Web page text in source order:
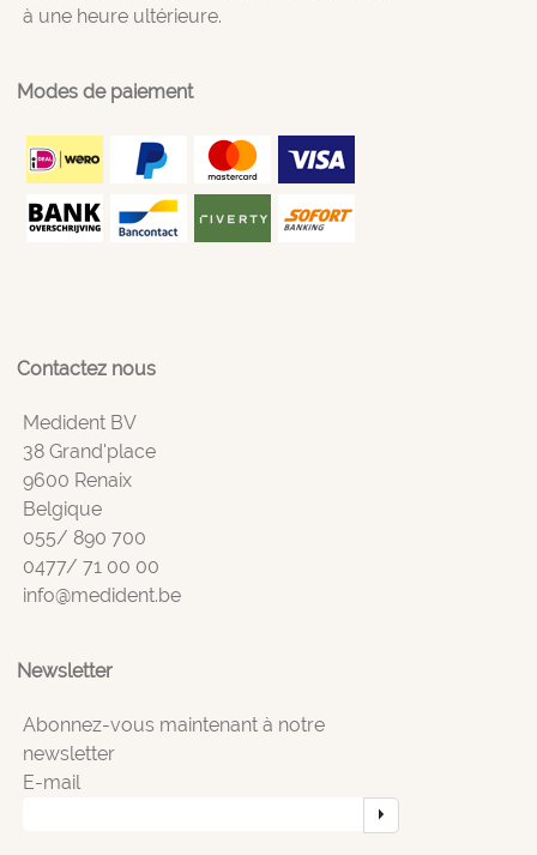
à une heure ultérieure.
Modes de paiement
Contactez nous
Medident BV
38 Grand'place
9600 Renaix
Belgique
055/ 890 700
0477/ 71 00 00
info@medident.be
Newsletter
Abonnez-vous maintenant à notre
newsletter
E-mail